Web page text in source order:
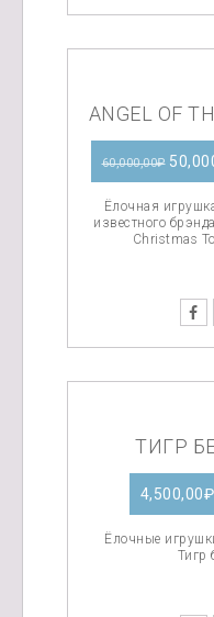
ANGEL OF
60,000,00₽
цена
Ёлочная
известного
Christmas
ТИГР
4,500,00₽
Ёлочные
Тигр